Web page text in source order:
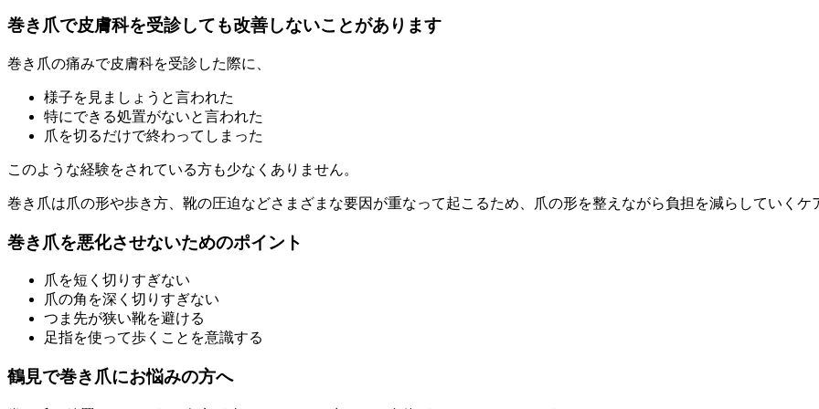
巻き爪で皮膚科を受診しても改善しないことがあります
巻き爪の痛みで皮膚科を受診した際に、
様子を見ましょうと言われた
特にできる処置がないと言われた
爪を切るだけで終わってしまった
このような経験をされている方も少なくありません。
巻き爪は爪の形や歩き方、靴の圧迫などさまざまな要因が重なって起こるため、爪の形を整えながら負担を減らしていくケ
巻き爪を悪化させないためのポイント
爪を短く切りすぎない
爪の角を深く切りすぎない
つま先が狭い靴を避ける
足指を使って歩くことを意識する
鶴見で巻き爪にお悩みの方へ